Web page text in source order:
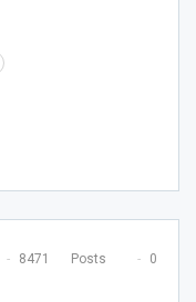
8471 Posts 0